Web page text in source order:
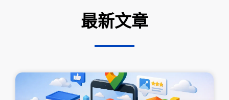
最新文章
頁
面
頁
面
頁
面
頁
面
頁
面